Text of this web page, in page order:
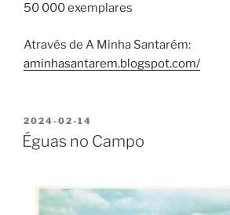
50 000 exemplares
Através de A Minha Santarém:
aminhasantarem.blogspot.com/
PUBLICADO
EM
2024-02-14
Éguas no Campo